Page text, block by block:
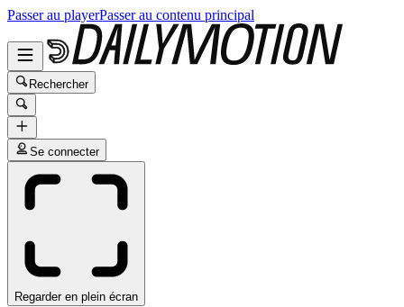
Passer au playerPasser au contenu principal
Rechercher
Se connecter
Regarder en plein écran